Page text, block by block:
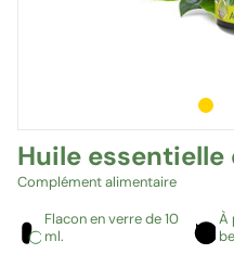
1sur 3
Huile essentielle
Complément alimentaire
Flacon en verre de 10
ml.
À